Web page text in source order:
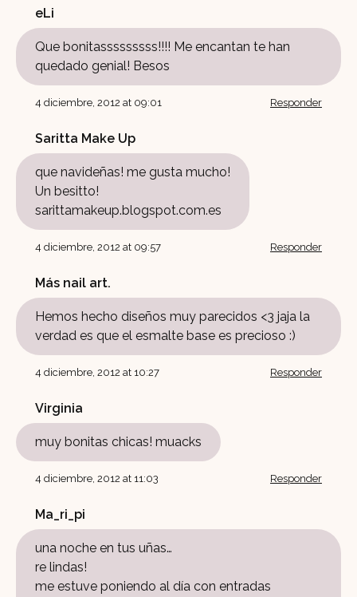
eLi
Que bonitasssssssss!!!! Me encantan te han
quedado genial! Besos
4 diciembre, 2012 at 09:01 Responder
Saritta Make Up
que navideñas! me gusta mucho!
Un besitto!
sarittamakeup.blogspot.com.es
4 diciembre, 2012 at 09:57 Responder
Más nail art.
Hemos hecho diseños muy parecidos <3 jaja la
verdad es que el esmalte base es precioso :)
4 diciembre, 2012 at 10:27 Responder
Virginia
muy bonitas chicas! muacks
4 diciembre, 2012 at 11:03 Responder
Ma_ri_pi
una noche en tus uñas…
re lindas!
me estuve poniendo al día con entradas